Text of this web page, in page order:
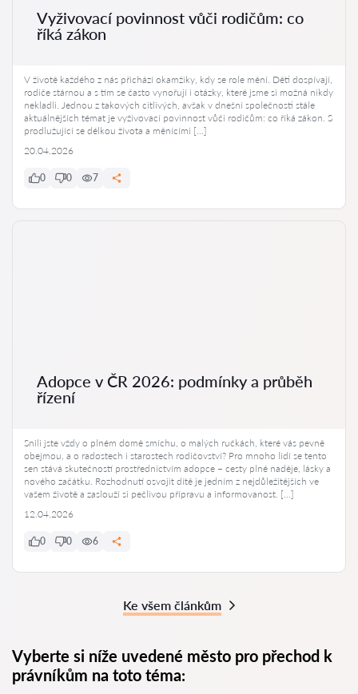
Vyživovací povinnost vůči rodičům: co
říká zákon
V životě každého z nás přichází okamžiky, kdy se role mění. Děti dospívají,
rodiče stárnou a s tím se často vynořují i otázky, které jsme si možná nikdy
nekladli. Jednou z takových citlivých, avšak v dnešní společnosti stále
aktuálnějších témat je vyživovací povinnost vůči rodičům: co říká zákon. S
prodlužující se délkou života a měnícími […]
20.04.2026
0 0 7
Adopce v ČR 2026: podmínky a průběh
řízení
Snili jste vždy o plném domě smíchu, o malých ručkách, které vás pevně
obejmou, a o radostech i starostech rodičovství? Pro mnoho lidí se tento
sen stává skutečností prostřednictvím adopce – cesty plné naděje, lásky a
nového začátku. Rozhodnutí osvojit dítě je jedním z nejdůležitějších ve
vašem životě a zaslouží si pečlivou přípravu a informovanost. […]
12.04.2026
0 0 6
Ke všem článkům
Vyberte si níže uvedené město pro přechod k
právníkům na toto téma: